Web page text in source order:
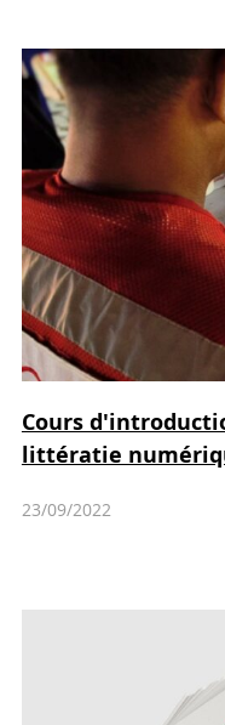
Cours
littératie
23/09/2022